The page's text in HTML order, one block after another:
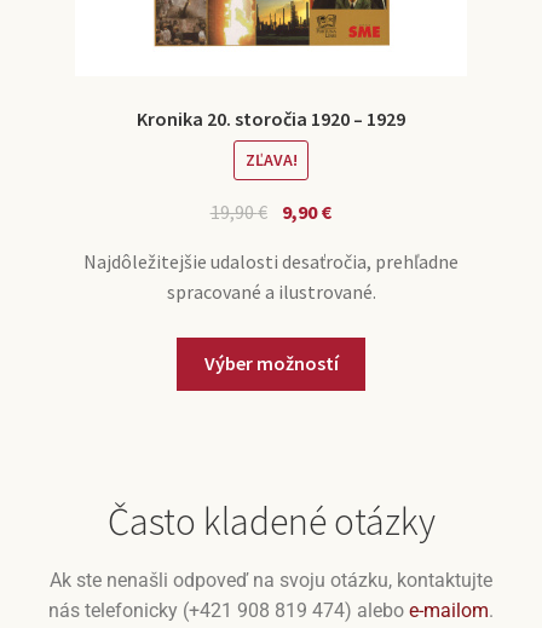
Kronika 20. storočia 1920 – 1929
ZĽAVA!
19,90€ 9,90€
Najdôležitejšie udalosti desaťročia, prehľadne
spracované a ilustrované.
Výber možností
Často kladené otázky
Ak ste nenašli odpoveď na svoju otázku, kontaktujte
nás telefonicky (+421 908 819 474) alebo e-mailom.